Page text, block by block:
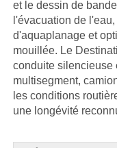
et le dessin de
l'évacuation de
d'aquaplanage et
mouillée. Le
conduite silencieuse
multisegment,
les conditions
une longévité